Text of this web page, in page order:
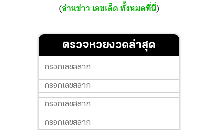
(อ่านข่าว เลขเด็ด ทั้งหมดที่นี่)
ตรวจหวยงวดล่าสุด